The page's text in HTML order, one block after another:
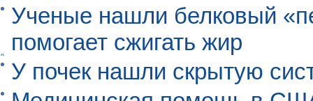
Ученые нашли белковый
помогает сжигать жир
У почек нашли скрытую